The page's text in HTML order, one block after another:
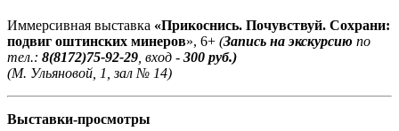
Иммерсивная выставка «Прикоснись. Почувствуй. Сохрани:
подвиг оштинских минеров», 6+ (Запись на экскурсию по
тел.: 8(8172)75-92-29 , вход - 300 руб.)
(М. Ульяновой, 1, зал № 14)
Выставки-просмотры